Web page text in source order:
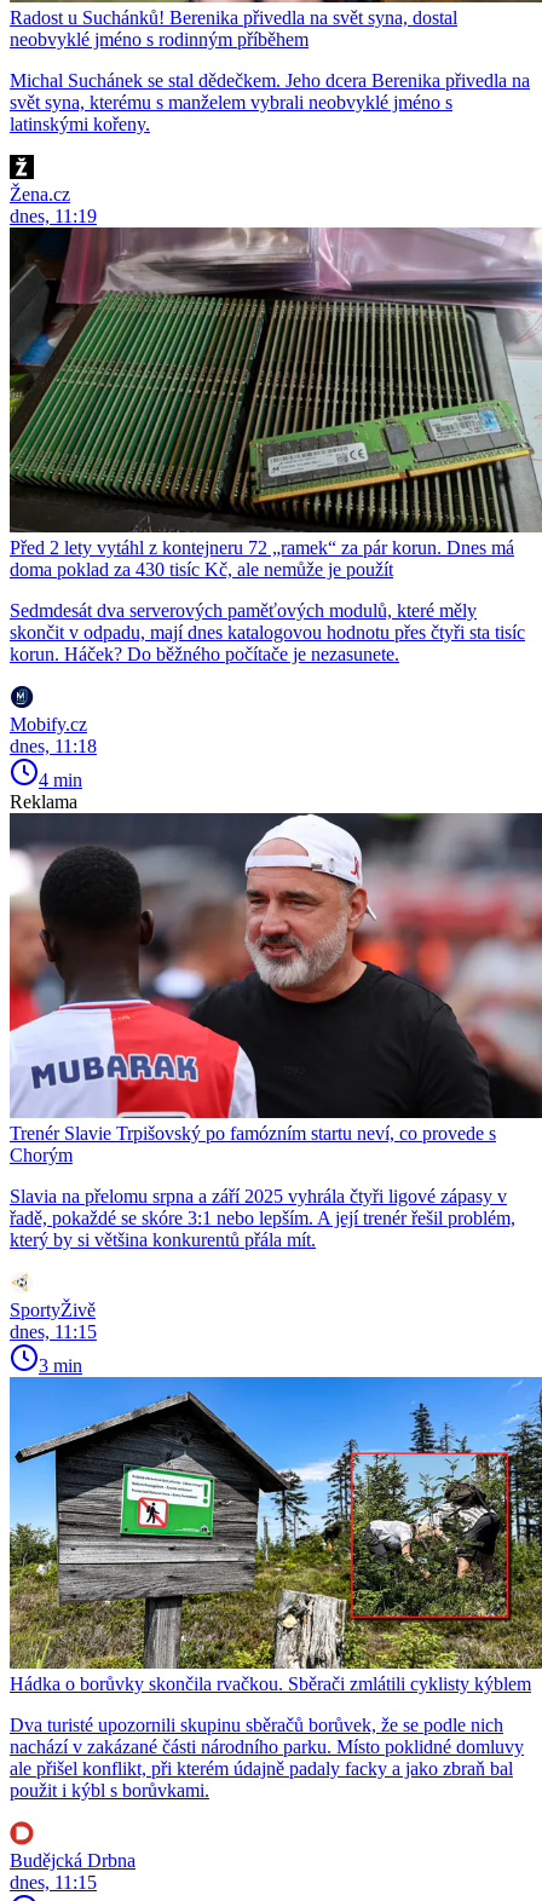
Radost u Suchánků! Berenika přivedla na svět syna, dostal
neobvyklé jméno s rodinným příběhem
Michal Suchánek se stal dědečkem. Jeho dcera Berenika přivedla na
svět syna, kterému s manželem vybrali neobvyklé jméno s
latinskými kořeny.
Žena.cz
dnes, 11:19
Před 2 lety vytáhl z kontejneru 72 „ramek“ za pár korun. Dnes má
doma poklad za 430 tisíc Kč, ale nemůže je použít
Sedmdesát dva serverových paměťových modulů, které měly
skončit v odpadu, mají dnes katalogovou hodnotu přes čtyři sta tisíc
korun. Háček? Do běžného počítače je nezasunete.
Mobify.cz
dnes, 11:18
4 min
Reklama
Trenér Slavie Trpišovský po famózním startu neví, co provede s
Chorým
Slavia na přelomu srpna a září 2025 vyhrála čtyři ligové zápasy v
řadě, pokaždé se skóre 3:1 nebo lepším. A její trenér řešil problém,
který by si většina konkurentů přála mít.
SportyŽivě
dnes, 11:15
3 min
Hádka o borůvky skončila rvačkou. Sběrači zmlátili cyklisty kýblem
Dva turisté upozornili skupinu sběračů borůvek, že se podle nich
nachází v zakázané části národního parku. Místo poklidné domluvy
ale přišel konflikt, při kterém údajně padaly facky a jako zbraň bal
použit i kýbl s borůvkami.
Budějcká Drbna
dnes, 11:15